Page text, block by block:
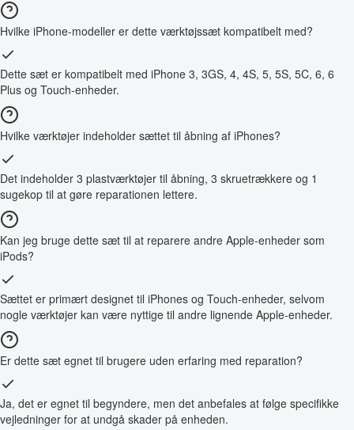
Hvilke iPhone-modeller er dette værktøjssæt kompatibelt med?
Dette sæt er kompatibelt med iPhone 3, 3GS, 4, 4S, 5, 5S, 5C, 6, 6
Plus og Touch-enheder.
Hvilke værktøjer indeholder sættet til åbning af iPhones?
Det indeholder 3 plastværktøjer til åbning, 3 skruetrækkere og 1
sugekop til at gøre reparationen lettere.
Kan jeg bruge dette sæt til at reparere andre Apple-enheder som
iPods?
Sættet er primært designet til iPhones og Touch-enheder, selvom
nogle værktøjer kan være nyttige til andre lignende Apple-enheder.
Er dette sæt egnet til brugere uden erfaring med reparation?
Ja, det er egnet til begyndere, men det anbefales at følge specifikke
vejledninger for at undgå skader på enheden.